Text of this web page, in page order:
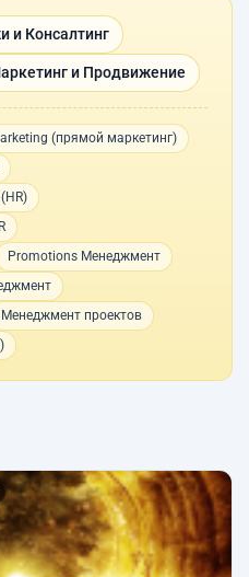
и Консалтинг
и Продвижение
(прямой маркетинг)
Promotions Менеджмент
Менеджмент проектов